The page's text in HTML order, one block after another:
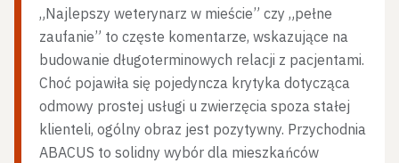
„Najlepszy weterynarz w mieście” czy „pełne
zaufanie” to częste komentarze, wskazujące na
budowanie długoterminowych relacji z pacjentami.
Choć pojawiła się pojedyncza krytyka dotycząca
odmowy prostej usługi u zwierzęcia spoza stałej
klienteli, ogólny obraz jest pozytywny. Przychodnia
ABACUS to solidny wybór dla mieszkańców